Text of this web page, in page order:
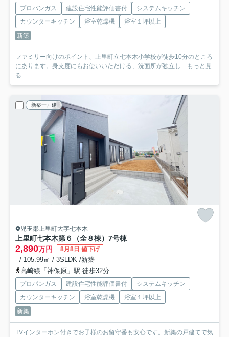
プロパンガス 建設住宅性能評価書付
システムキッチン
カウンターキッチン
浴室乾燥機
浴室１坪以上
新築
ファミリー向けのポイント、上里町立七本木小学校が徒歩10分のところ
にあります。身支度にもお使いいただける、洗面所が独立し...
もっと見
る
新築一戸建
児玉郡上里町大字七本木
上里町七本木第６（全８棟）7号棟
2,890万円 8月8日 値下げ
- / 105.99㎡ / 3SLDK /新築
高崎線「神保原」駅 徒歩32分
プロパンガス 建設住宅性能評価書付
システムキッチン
カウンターキッチン
浴室乾燥機
浴室１坪以上
新築
TVインターホン付きでお子様のお留守番も安心です。新築の戸建てで気